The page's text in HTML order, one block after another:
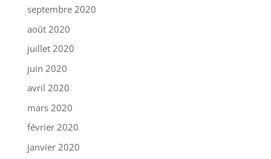
septembre 2020
août 2020
juillet 2020
juin 2020
avril 2020
mars 2020
février 2020
janvier 2020